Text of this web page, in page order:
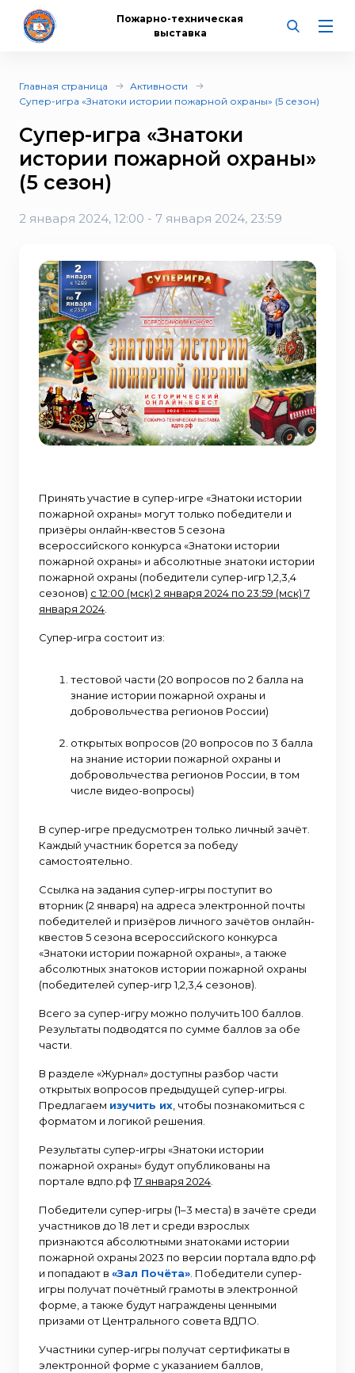
Пожарно-техническая
выставка
Главная страница
Активности
Супер-игра «Знатоки истории пожарной охраны» (5 сезон)
Супер-игра «Знатоки
истории пожарной охраны»
(5 сезон)
2 января 2024, 12:00 - 7 января 2024, 23:59
Принять участие в супер-игре «Знатоки истории
пожарной охраны» могут только победители и
призёры онлайн-квестов 5 сезона
всероссийского конкурса «Знатоки истории
пожарной охраны» и абсолютные знатоки истории
пожарной охраны (победители супер-игр 1,2,3,4
сезонов) с 12:00 (мск) 2 января 2024 по 23:59 (мск) 7
января 2024.
Супер-игра состоит из:
тестовой части (20 вопросов по 2 балла на
знание истории пожарной охраны и
добровольчества регионов России)
открытых вопросов (20 вопросов по 3 балла
на знание истории пожарной охраны и
добровольчества регионов России, в том
числе видео-вопросы)
В супер-игре предусмотрен только личный зачёт.
Каждый участник борется за победу
самостоятельно.
Ссылка на задания супер-игры поступит во
вторник (2 января) на адреса электронной почты
победителей и призёров личного зачётов онлайн-
квестов 5 сезона всероссийского конкурса
«Знатоки истории пожарной охраны», а также
абсолютных знатоков истории пожарной охраны
(победителей супер-игр 1,2,3,4 сезонов).
Всего за супер-игру можно получить 100 баллов.
Результаты подводятся по сумме баллов за обе
части.
В разделе «Журнал» доступны разбор части
открытых вопросов предыдущей супер-игры.
Предлагаем изучить их, чтобы познакомиться с
форматом и логикой решения.
Результаты супер-игры «Знатоки истории
пожарной охраны» будут опубликованы на
портале вдпо.рф17 января 2024.
Победители супер-игры (1–3 места) в зачёте среди
участников до 18 лет и среди взрослых
признаются абсолютными знатоками истории
пожарной охраны 2023 по версии портала вдпо.рф
и попадают в «Зал Почёта». Победители супер-
игры получат почётный грамоты в электронной
форме, а также будут награждены ценными
призами от Центрального совета ВДПО.
Участники супер-игры получат сертификаты в
электронной форме с указанием баллов,